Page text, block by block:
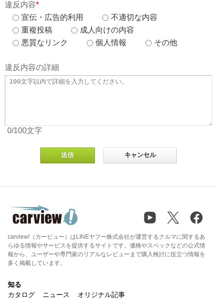
違反内容*
宣伝・広告的利用
不適切な内容
重複投稿
成人向けの内容
悪質なリンク
個人情報 その他
違反内容の詳細
0/100文字
carview!（カービュー）はLINEヤフー株式会社が運営するクルマに関するあ
らゆる情報やサービスを提供するサイトです。価格やスペックなどの公式情
報から、ユーザーや専門家のリアルなレビューまで購入検討に役立つ情報を
多く掲載しています。
知る
カタログ
ニュース オリジナル記事